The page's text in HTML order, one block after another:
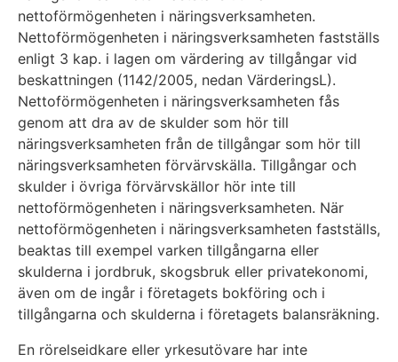
nettoförmögenheten i näringsverksamheten.
Nettoförmögenheten i näringsverksamheten fastställs
enligt 3 kap. i lagen om värdering av tillgångar vid
beskattningen (1142/2005, nedan VärderingsL).
Nettoförmögenheten i näringsverksamheten fås
genom att dra av de skulder som hör till
näringsverksamheten från de tillgångar som hör till
näringsverksamheten förvärvskälla. Tillgångar och
skulder i övriga förvärvskällor hör inte till
nettoförmögenheten i näringsverksamheten. När
nettoförmögenheten i näringsverksamheten fastställs,
beaktas till exempel varken tillgångarna eller
skulderna i jordbruk, skogsbruk eller privatekonomi,
även om de ingår i företagets bokföring och i
tillgångarna och skulderna i företagets balansräkning.
En rörelseidkare eller yrkesutövare har inte